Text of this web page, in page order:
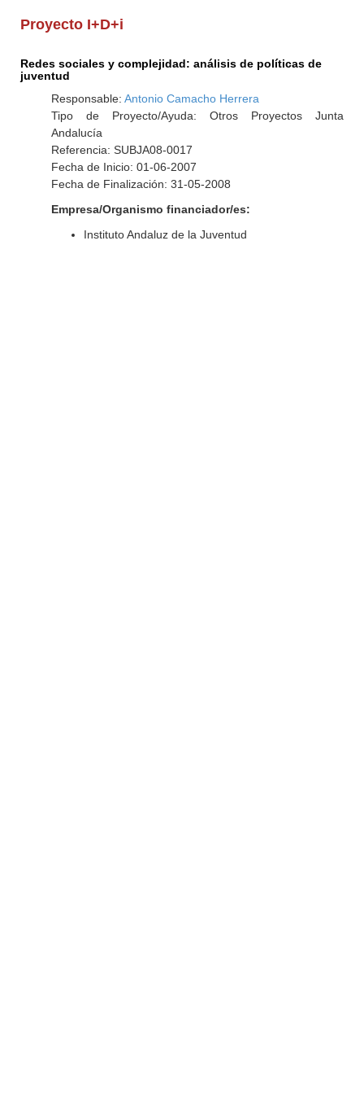
Proyecto I+D+i
Redes sociales y complejidad: análisis de políticas de
juventud
Responsable: Antonio Camacho Herrera
Tipo de Proyecto/Ayuda: Otros Proyectos Junta
Andalucía
Referencia: SUBJA08-0017
Fecha de Inicio: 01-06-2007
Fecha de Finalización: 31-05-2008
Empresa/Organismo financiador/es:
Instituto Andaluz de la Juventud